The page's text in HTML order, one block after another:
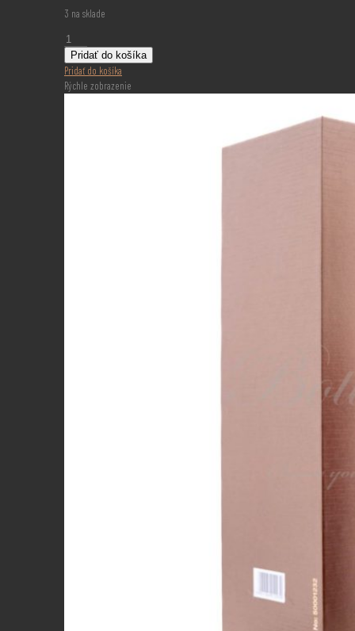
3 na sklade
množstvo
Camus
VSOP
Intensely
Pridať do košíka
Pridať do košíka
Rýchle zobrazenie